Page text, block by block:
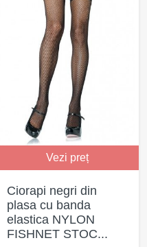
Vezi preț
Ciorapi negri din
plasa cu banda
elastica NYLON
FISHNET STOC...